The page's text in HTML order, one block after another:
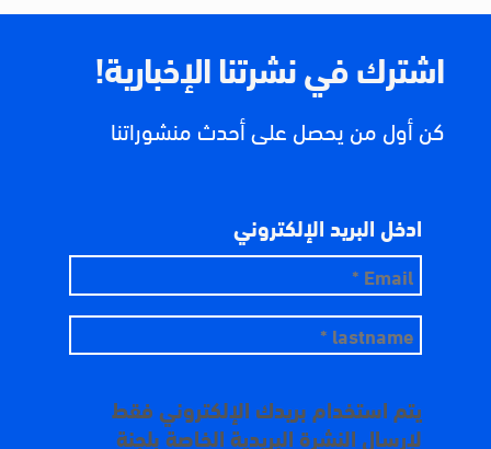
اشترك في نشرتنا الإخبارية!
كن أول من يحصل على أحدث منشوراتنا
ادخل البريد الإلكتروني
يتم استخدام بريدك الإلكتروني فقط
لإرسال النشرة البريدية الخاصة بلجنة